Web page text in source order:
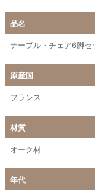
品名
テーブル・チェア6脚セ
原産国
フランス
材質
オーク材
年代